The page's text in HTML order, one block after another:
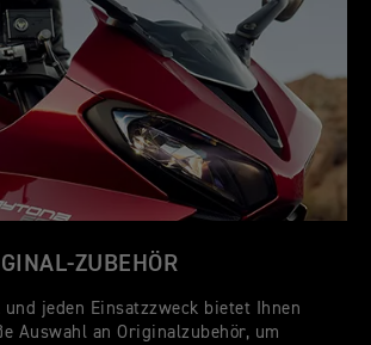
ZUBEHÖR
jeden Einsatzzweck bietet Ihnen
Auswahl an Originalzubehör, um